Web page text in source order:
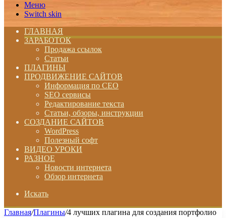
Меню
Switch skin
ГЛАВНАЯ
ЗАРАБОТОК
Продажа ссылок
Статьи
ПЛАГИНЫ
ПРОДВИЖЕНИЕ САЙТОВ
Информация по СЕО
SEO сервисы
Редактирование текста
Статьи, обзоры, инструкции
СОЗДАНИЕ САЙТОВ
WordPress
Полезный софт
ВИДЕО УРОКИ
РАЗНОЕ
Новости интернета
Обзор интернета
Искать
Главная/Плагины/4 лучших плагина для создания портфолио